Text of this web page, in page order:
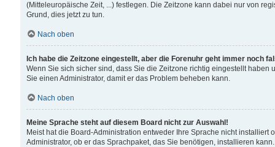
(Mitteleuropäische Zeit, ...) festlegen. Die Zeitzone kann dabei nur von
Grund, dies jetzt zu tun.
Nach oben
Ich habe die Zeitzone eingestellt, aber die Forenuhr geht immer noch
Wenn Sie sich sicher sind, dass Sie die Zeitzone richtig eingestellt
Sie einen Administrator, damit er das Problem beheben kann.
Nach oben
Meine Sprache steht auf diesem Board nicht zur Auswahl!
Meist hat die Board-Administration entweder Ihre Sprache nicht
Administrator, ob er das Sprachpaket, das Sie benötigen, installieren